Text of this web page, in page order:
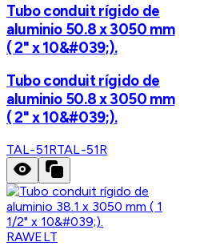
Tubo conduit rígido de
aluminio 50.8 x 3050 mm
( 2" x 10&#039;).
Tubo conduit rígido de
aluminio 50.8 x 3050 mm
( 2" x 10&#039;).
TAL-51RTAL-51R
RAWELT